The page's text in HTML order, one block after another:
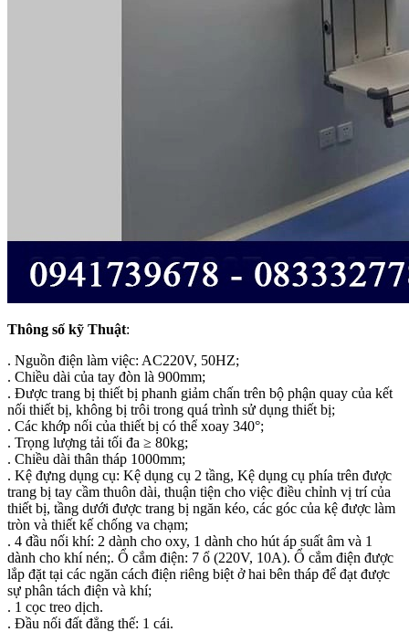
Thông số kỹ Thuật:
. Nguồn điện làm việc: AC220V, 50HZ;
. Chiều dài của tay đòn là 900mm;
. Được trang bị thiết bị phanh giảm chấn trên bộ phận quay của kết
nối thiết bị, không bị trôi trong quá trình sử dụng thiết bị;
. Các khớp nối của thiết bị có thể xoay 340°;
. Trọng lượng tải tối đa ≥ 80kg;
. Chiều dài thân tháp 1000mm;
. Kệ đựng dụng cụ: Kệ dụng cụ 2 tầng, Kệ dụng cụ phía trên được
trang bị tay cầm thuôn dài, thuận tiện cho việc điều chỉnh vị trí của
thiết bị, tầng dưới được trang bị ngăn kéo, các góc của kệ được làm
tròn và thiết kế chống va chạm;
. 4 đầu nối khí: 2 dành cho oxy, 1 dành cho hút áp suất âm và 1
dành cho khí nén;. Ổ cắm điện: 7 ổ (220V, 10A). Ổ cắm điện được
lắp đặt tại các ngăn cách điện riêng biệt ở hai bên tháp để đạt được
sự phân tách điện và khí;
. 1 cọc treo dịch.
. Đầu nối đất đẳng thế: 1 cái.